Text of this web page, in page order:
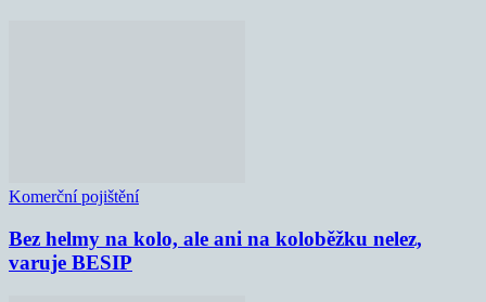
Komerční pojištění
Bez helmy na kolo, ale ani na koloběžku nelez,
varuje BESIP